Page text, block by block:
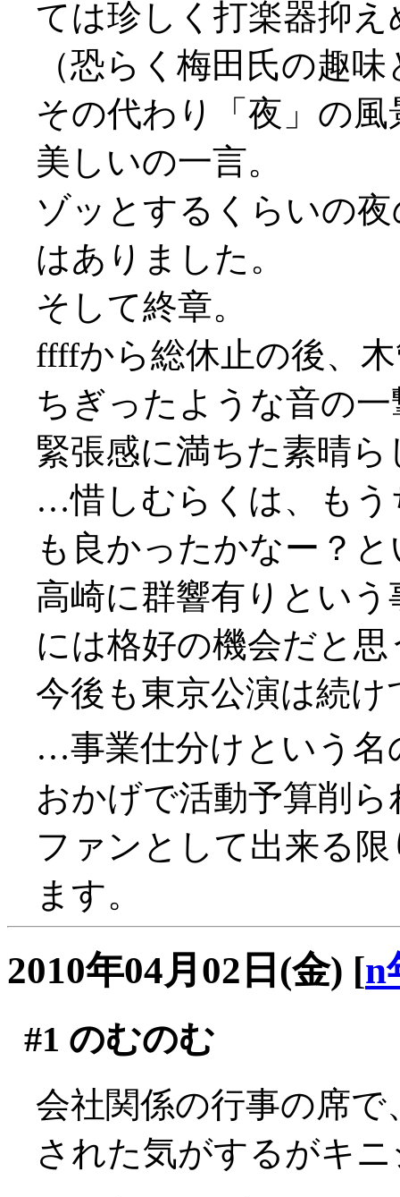
ては珍しく打楽器抑え
（恐らく梅田氏の趣
その代わり「夜」の
美しいの一言。
ゾッとするくらいの
はありました。
そして終章。
ffffから総休止の後、
ちぎったような音の
緊張感に満ちた素晴
…惜しむらくは、もう
も良かったかなー？
高崎に群響有りとい
には格好の機会だと
今後も東京公演は続
…事業仕分けという
おかげで活動予算削
ファンとして出来る
ます。
2010年04月02日(金) [n
#1 のむのむ
会社関係の行事の席
された気がするがキ